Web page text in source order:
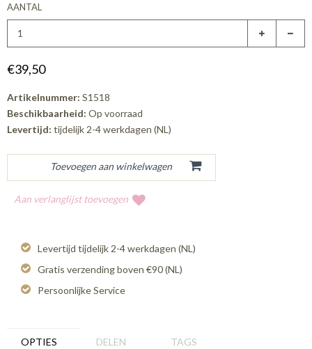
AANTAL
€39,50
Artikelnummer: S1518
Beschikbaarheid: Op voorraad
Levertijd: tijdelijk 2-4 werkdagen (NL)
Aan verlanglijst toevoegen
Levertijd tijdelijk 2-4 werkdagen (NL)
Gratis verzending boven €90 (NL)
Persoonlijke Service
OPTIES DELEN TAGS